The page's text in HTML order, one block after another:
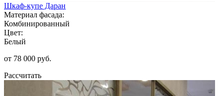
Шкаф-купе Даран
Материал фасада:
Комбинированный
Цвет:
Белый
от 78 000 руб.
Рассчитать